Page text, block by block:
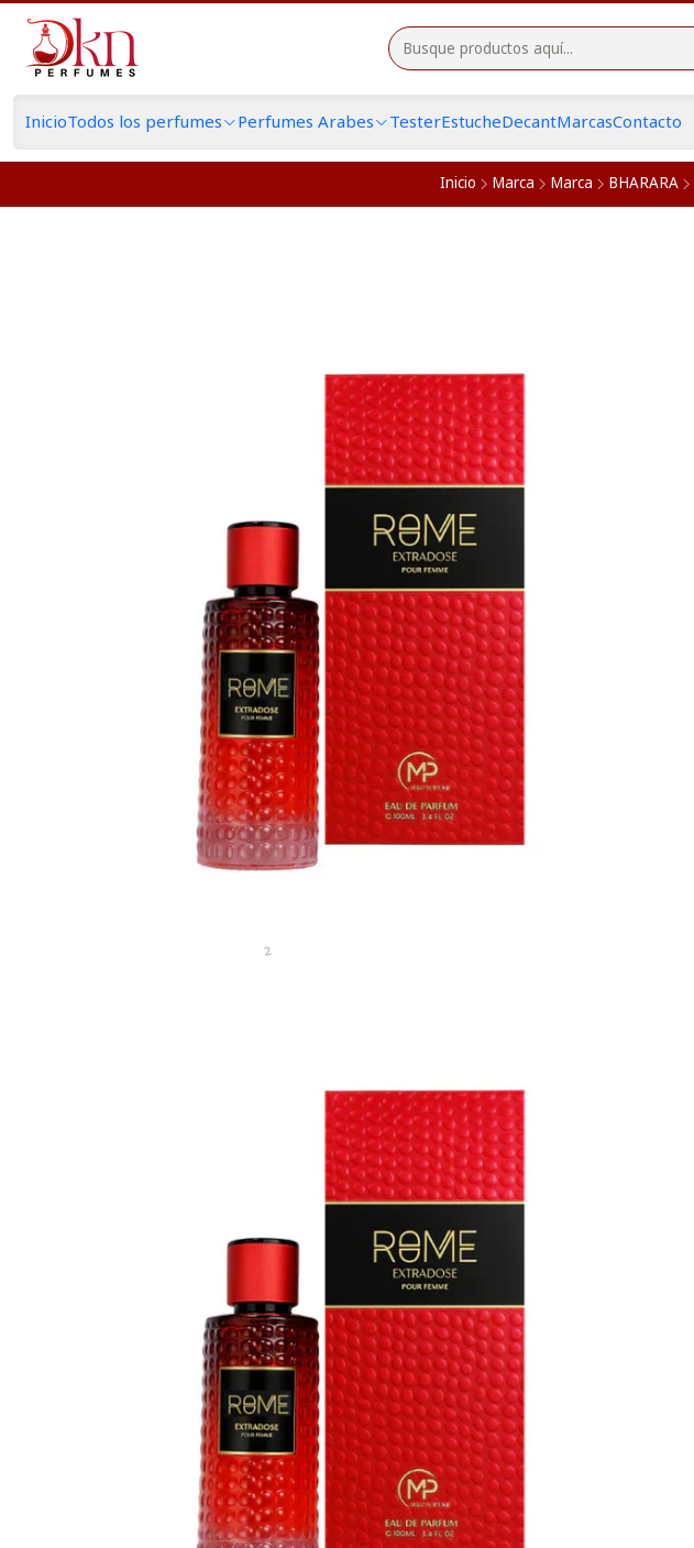
InicioTodos los perfumes Perfumes Arabes TesterEstucheDecantMarcasContacto
Inicio Marca Marca BHARARA